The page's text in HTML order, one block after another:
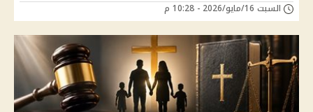
السبت 16/مايو/2026 - 10:28 م